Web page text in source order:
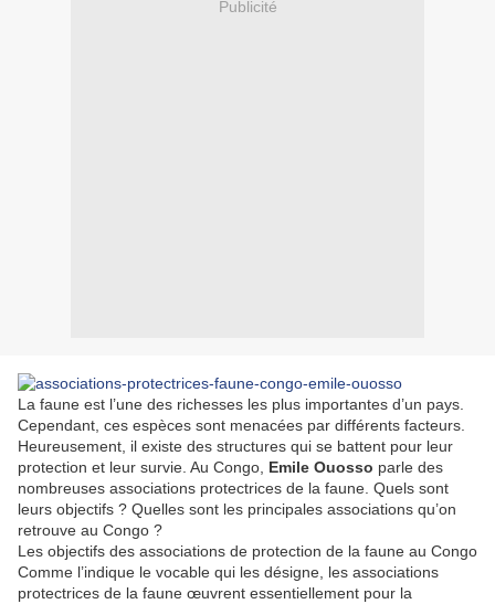
Publicité
La faune est l’une des richesses les plus importantes d’un pays.
Cependant, ces espèces sont menacées par différents facteurs.
Heureusement, il existe des structures qui se battent pour leur
protection et leur survie. Au Congo, Emile Ouosso parle des
nombreuses associations protectrices de la faune . Quels sont
leurs objectifs ? Quelles sont les principales associations qu’on
retrouve au Congo ?
Les objectifs des associations de protection de la faune au Congo
Comme l’indique le vocable qui les désigne, les associations
protectrices de la faune œuvrent essentiellement pour la